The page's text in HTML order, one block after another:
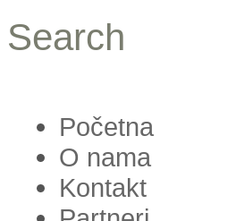
Search
Početna
O nama
Kontakt